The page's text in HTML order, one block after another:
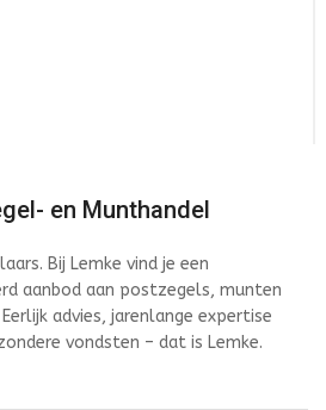
en Munthandel
Bij Lemke vind je een
aanbod aan postzegels, munten
advies, jarenlange expertise
vondsten – dat is Lemke.